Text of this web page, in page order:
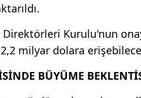
Direktörleri Kurulu'nun
2,2 milyar dolara
BÜYÜME